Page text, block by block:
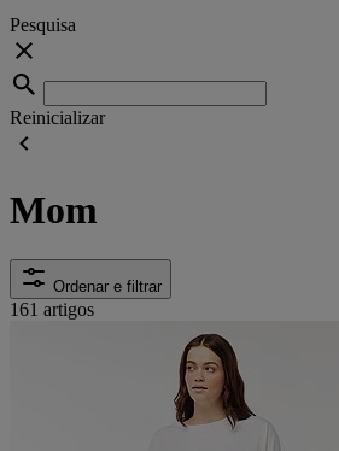
Pesquisa
Reinicializar
Mom
Ordenar e filtrar
161 artigos